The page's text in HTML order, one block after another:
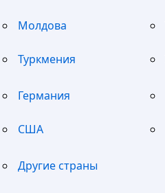
Молдова
Туркмения
Германия
США
Другие страны